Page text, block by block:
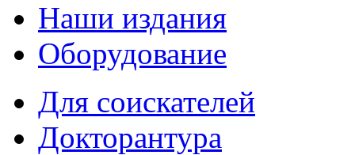
Наши издания
Оборудование
Для соискателей
Докторантура